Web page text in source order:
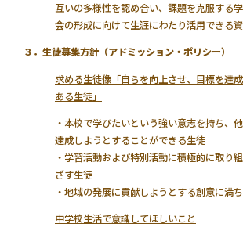
互いの多様性を認め合い、課題を克服する
会の形成に向けて生涯にわたり活用できる
３．生徒募集方針（アドミッション・ポリシー）
求める生徒像「自らを向上させ、目標を達
ある生徒」
・本校で学びたいという強い意志を持ち、
達成しようとすることができる生徒
・学習活動および特別活動に積極的に取り
ざす生徒
・地域の発展に貢献しようとする創意に満
中学校生活で意識してほしいこと